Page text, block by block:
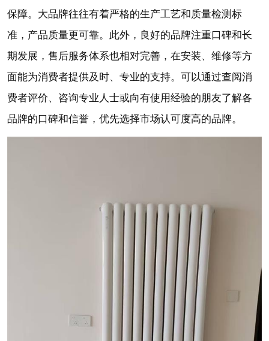
保障。大品牌往往有着严格的生产工艺和质量检测标
准，产品质量更可靠。此外，良好的品牌注重口碑和长
期发展，售后服务体系也相对完善，在安装、维修等方
面能为消费者提供及时、专业的支持。可以通过查阅消
费者评价、咨询专业人士或向有使用经验的朋友了解各
品牌的口碑和信誉，优先选择市场认可度高的品牌。